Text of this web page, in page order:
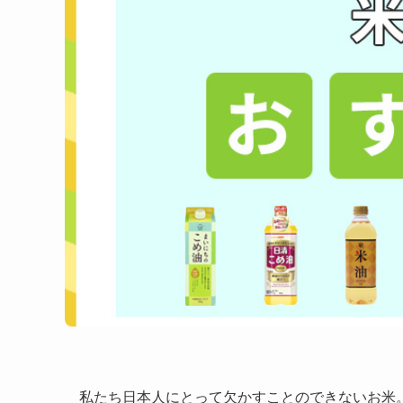
私たち日本人にとって欠かすことのできないお米